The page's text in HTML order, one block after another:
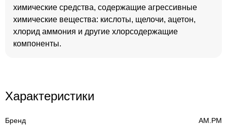
химические средства, содержащие агрессивные
химические вещества: кислоты, щелочи, ацетон,
хлорид аммония и другие хлорсодержащие
компоненты.
Характеристики
Бренд AM.PM